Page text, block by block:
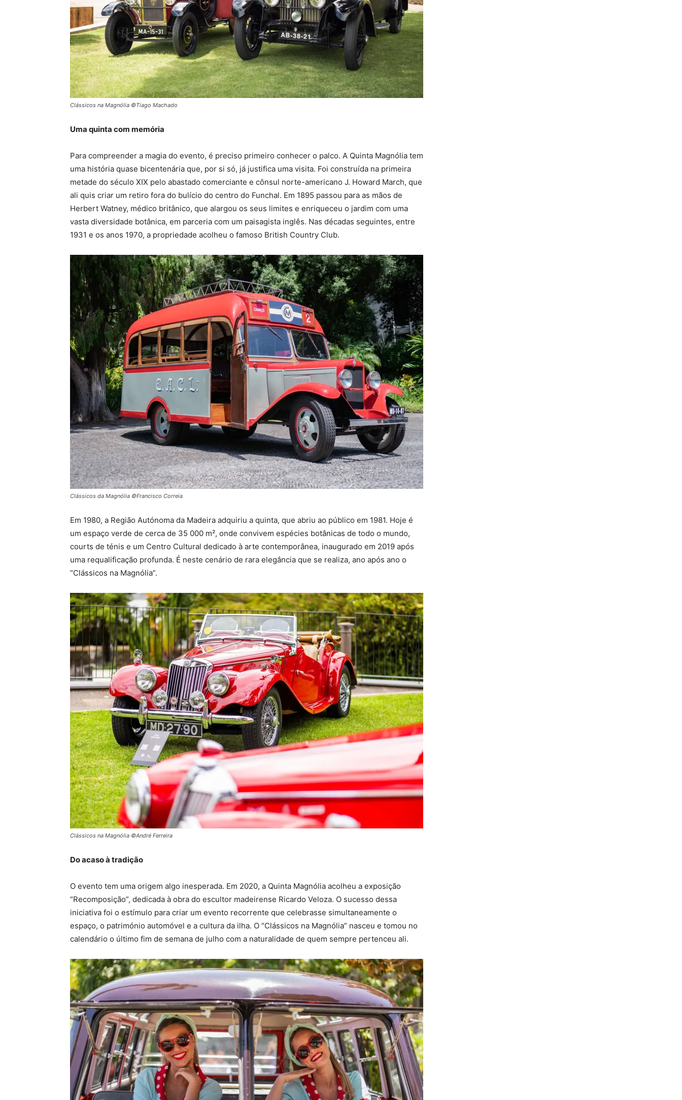
Clássicos na Magnólia ©Tiago Machado
Uma quinta com memória
Para compreender a magia do evento, é preciso primeiro conhecer o palco. A Quinta Magnólia tem
uma história quase bicentenária que, por si só, já justifica uma visita. Foi construída na primeira
metade do século XIX pelo abastado comerciante e cônsul norte-americano J. Howard March, que
ali quis criar um retiro fora do bulício do centro do Funchal. Em 1895 passou para as mãos de
Herbert Watney, médico britânico, que alargou os seus limites e enriqueceu o jardim com uma
vasta diversidade botânica, em parceria com um paisagista inglês. Nas décadas seguintes, entre
1931 e os anos 1970, a propriedade acolheu o famoso British Country Club.
Clássicos da Magnólia ©Francisco Correia
Em 1980, a Região Autónoma da Madeira adquiriu a quinta, que abriu ao público em 1981. Hoje é
um espaço verde de cerca de 35 000 m², onde convivem espécies botânicas de todo o mundo,
courts de ténis e um Centro Cultural dedicado à arte contemporânea, inaugurado em 2019 após
uma requalificação profunda. É neste cenário de rara elegância que se realiza, ano após ano o
“Clássicos na Magnólia”.
Clássicos na Magnólia ©André Ferreira
Do acaso à tradição
O evento tem uma origem algo inesperada. Em 2020, a Quinta Magnólia acolheu a exposição
“Recomposição”, dedicada à obra do escultor madeirense Ricardo Veloza. O sucesso dessa
iniciativa foi o estímulo para criar um evento recorrente que celebrasse simultaneamente o
espaço, o património automóvel e a cultura da ilha. O “Clássicos na Magnólia” nasceu e tomou no
calendário o último fim de semana de julho com a naturalidade de quem sempre pertenceu ali.